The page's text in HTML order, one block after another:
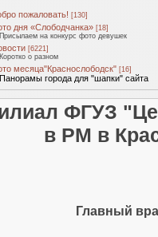
пожаловать! [130]
дня «Слободчанка» [18]
Присылаем на конкурс фото девушек
[6221]
Коротко о разном
месяца"Краснослободск" [16]
Панорамы города для "шапки" сайта
ФГУЗ
в РМ в
Главный